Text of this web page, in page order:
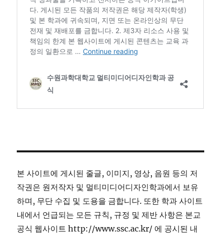
본 사이트에 게시된 줄글, 이미지, 영상, 음원 등의 저
작권은 원저작자 및 멀티미디어디자인학과에서 보유
하며, 무단 수집 및 도용을 금합니다. 또한 학과 사이트
내에서 언급되는 모든 규칙, 규정 및 제반 사항은 본교
공식 웹사이트 http://www.ssc.ac.kr/ 에 공시된 내